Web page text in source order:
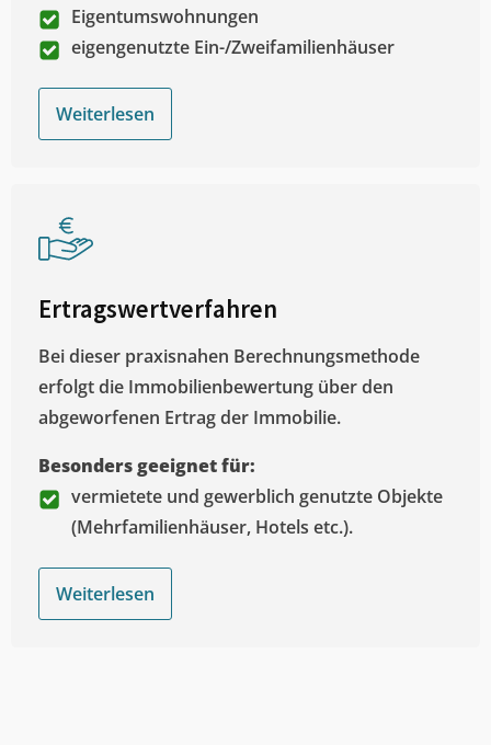
Eigentumswohnungen
eigengenutzte Ein-/Zweifamilienhäuser
Weiterlesen
Ertragswertverfahren
Bei dieser praxisnahen Berechnungsmethode
erfolgt die Immobilienbewertung über den
abgeworfenen Ertrag der Immobilie.
Besonders geeignet für:
vermietete und gewerblich genutzte Objekte
(Mehrfamilienhäuser, Hotels etc.).
Weiterlesen